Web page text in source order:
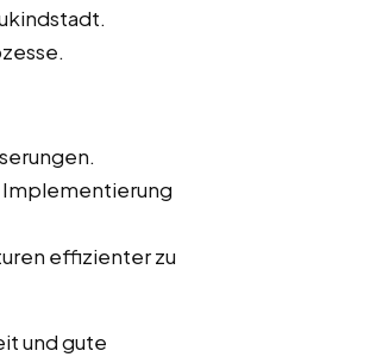
Implementierung
effizienter zu
und gute